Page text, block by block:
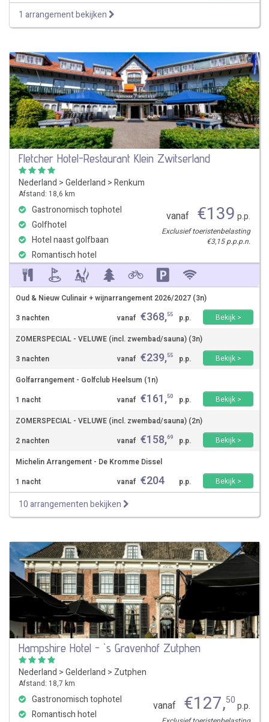
1 arrangement bekijken
Fletcher Hotel-Restaurant Klein Zwitserland
Nederland >Gelderland >Renkum
Afstand: 18,6 km
Gastronomisch tophotel
Golfhotel
Hotel naast golfbaan
Romantisch hotel
vanaf €139 p.p.
Exclusief toeristenbelasting
€3,15 p.p.p.n.
Oud & Nieuw Culinair + wijnarrangement 2026/2027 (3n)
3 nachten
vanaf €368,55 p.p.
Bekijk >
ZOMERSPECIAL - VELUWE (incl. zwembad/sauna) (3n)
3 nachten
vanaf €239,55 p.p.
Bekijk >
Golfarrangement - Golfclub Heelsum (1n)
1 nacht
vanaf €161,50 p.p.
Bekijk >
ZOMERSPECIAL - VELUWE (incl. zwembad/sauna) (2n)
2 nachten
vanaf €158,69 p.p.
Bekijk >
Michelin Arrangement - De Kromme Dissel
1 nacht
vanaf €204 p.p. Bekijk >
10 arrangementen bekijken
Hampshire Hotel - `s Gravenhof Zutphen
Nederland >Gelderland > Zutphen
Afstand: 18,7 km
Gastronomisch tophotel
Romantisch hotel
vanaf €127,50p.p.